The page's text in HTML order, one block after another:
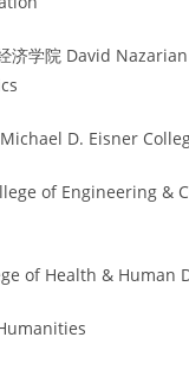
济学院 David
Michael D. Eisner
of Engineering &
of Health & Human